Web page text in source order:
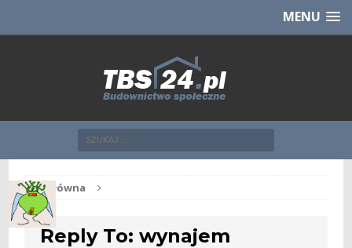
CHCĘ [klik]MENU
Str. główna
Reply To: wynajem